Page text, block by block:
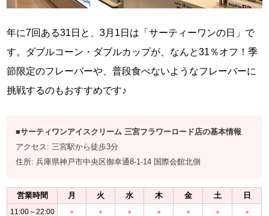
年に7回ある31日と、3月1日は「サーティーワンの日」で
す。ダブルコーン・ダブルカップが、なんと31％オフ！季
節限定のフレーバーや、普段食べないようなフレーバーに
挑戦するのもおすすめです♪
■サーティワンアイスクリーム 三宮フラワーロード店の基本情報
アクセス: 三宮駅から徒歩3分
住所: 兵庫県神戸市中央区御幸通8-1-14 国際会館北側
営業時間 月 火 水 木 金 土
日
11:00～22:00
● ● ● ● ● ● ●